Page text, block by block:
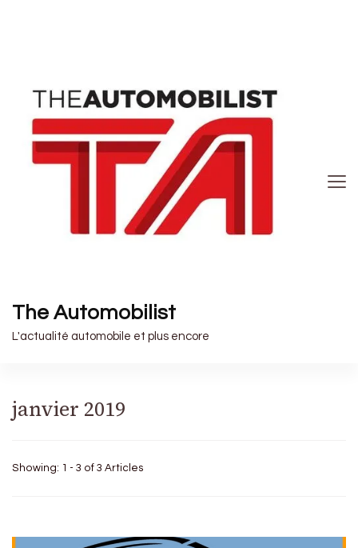
The Automobilist
L'actualité automobile et plus encore
janvier 2019
Showing: 1 - 3 of 3 Articles